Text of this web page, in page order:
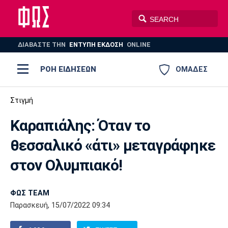
ΔΙΑΒΑΣΤΕ THN ΕΝΤΥΠΗ ΕΚΔΟΣΗ ONLINE
ΟΜΑΔΕΣ
ΡΟΗ ΕΙΔΗΣΕΩΝ
ΠΟΛΟ
AUTO-MOTO PLUS
Ποδόσφαιρο
Super League 1
Super League 2
Ελλάδα
Μπάσκετ
Ελλάδα
EuroLeague
Ολυμπιακοί Αγώνες
Πόλο
Ολυμπιακός ΑΕΚ ΠΑΟΚ
Παναθηναϊκός Ατρόμητος
Στιγμή
Καραπιάλης: Όταν το
θεσσαλικό «άτι» μεταγράφηκε
στον Ολυμπιακό!
ΦΩΣ TEAM
Παρασκευή, 15/07/2022 09:34